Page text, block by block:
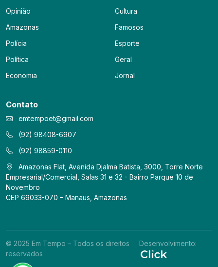
Opinião
Amazonas
Polícia
Política
Economia
Cultura
Famosos
Esporte
Geral
Jornal
Contato
emtempoet@gmail.com
(92) 98408-6907
(92) 98859-0110
Amazonas Flat, Avenida Djalma Batista, 3000, Torre Norte
Empresarial/Comercial, Salas 31 e 32 - Bairro Parque 10 de
Novembro
CEP 69033-070 – Manaus, Amazonas
© 2025 Em Tempo – Todos os direitos
reservados
Desenvolvimento: